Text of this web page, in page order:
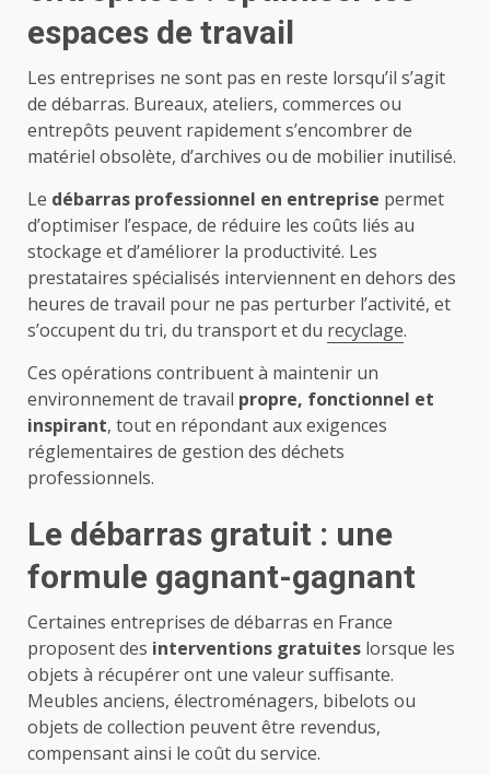
espaces de travail
Les entreprises ne sont pas en reste lorsqu’il s’agit
de débarras. Bureaux, ateliers, commerces ou
entrepôts peuvent rapidement s’encombrer de
matériel obsolète, d’archives ou de mobilier inutilisé.
Le débarras professionnel en entreprise permet
d’optimiser l’espace, de réduire les coûts liés au
stockage et d’améliorer la productivité. Les
prestataires spécialisés interviennent en dehors des
heures de travail pour ne pas perturber l’activité, et
s’occupent du tri, du transport et du recyclage.
Ces opérations contribuent à maintenir un
environnement de travail propre, fonctionnel et
inspirant, tout en répondant aux exigences
réglementaires de gestion des déchets
professionnels.
Le débarras gratuit : une
formule gagnant-gagnant
Certaines entreprises de débarras en France
proposent des interventions gratuites lorsque les
objets à récupérer ont une valeur suffisante.
Meubles anciens, électroménagers, bibelots ou
objets de collection peuvent être revendus,
compensant ainsi le coût du service.